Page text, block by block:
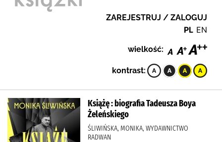
ZAREJESTRUJ / ZALOGUJ
PL EN
wielkość:
kontrast:
Książę : biografia Tadeusza Boya
Żeleńskiego
ŚLIWIŃSKA, MONIKA, WYDAWNICTWO
RADWAN